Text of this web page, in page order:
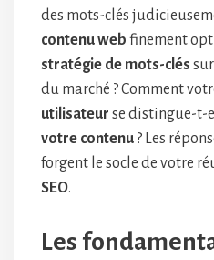
des mots-clés
contenu web finement
stratégie de mots-clés
du marché ? Comment
utilisateur se distingue-t-
votre contenu ? Les
forgent le socle de votre
SEO.
Les